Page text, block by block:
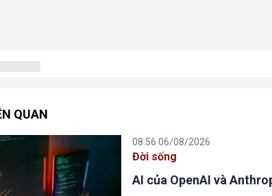
QUAN
08:56 06/08/2026
Đời sống
AI của OpenAI và